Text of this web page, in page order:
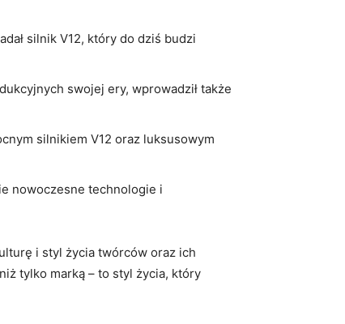
silnik V12, który do dziś budzi
swojej ery, wprowadził także
silnikiem V12 oraz luksusowym
nowoczesne technologie i
i styl życia twórców oraz ich
tylko marką – to⁤ styl​ życia, który